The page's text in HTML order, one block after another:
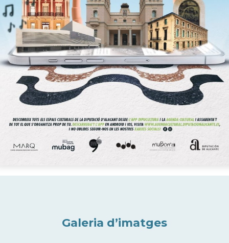
Galeria d’imatges